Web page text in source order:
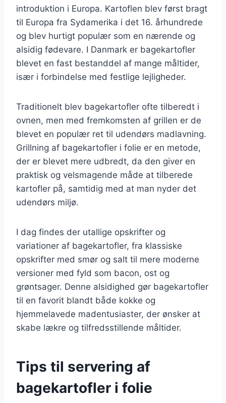
introduktion i Europa. Kartoflen blev først bragt
til Europa fra Sydamerika i det 16. århundrede
og blev hurtigt populær som en nærende og
alsidig fødevare. I Danmark er bagekartofler
blevet en fast bestanddel af mange måltider,
især i forbindelse med festlige lejligheder.
Traditionelt blev bagekartofler ofte tilberedt i
ovnen, men med fremkomsten af grillen er de
blevet en populær ret til udendørs madlavning.
Grillning af bagekartofler i folie er en metode,
der er blevet mere udbredt, da den giver en
praktisk og velsmagende måde at tilberede
kartofler på, samtidig med at man nyder det
udendørs miljø.
I dag findes der utallige opskrifter og
variationer af bagekartofler, fra klassiske
opskrifter med smør og salt til mere moderne
versioner med fyld som bacon, ost og
grøntsager. Denne alsidighed gør bagekartofler
til en favorit blandt både kokke og
hjemmelavede madentusiaster, der ønsker at
skabe lækre og tilfredsstillende måltider.
Tips til servering af
bagekartofler i folie